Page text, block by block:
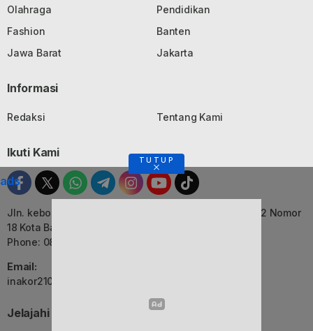
Olahraga
Pendidikan
Fashion
Banten
Jawa Barat
Jakarta
Informasi
Redaksi Tentang Kami
Ikuti Kami
Jln. kebon Jati, Komplek Ruko Luxor Permai Kavling 22 Nomor
18 Kota Bandung, Jawa Barat
Phone: 082116055552
Email:
inakor2105@gmail.com (Redaksi)
Jelajahi Berita di Apps Kami
TUTUP
ads